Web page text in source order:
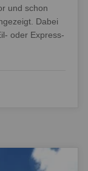
und schon
Dabei
oder Express-